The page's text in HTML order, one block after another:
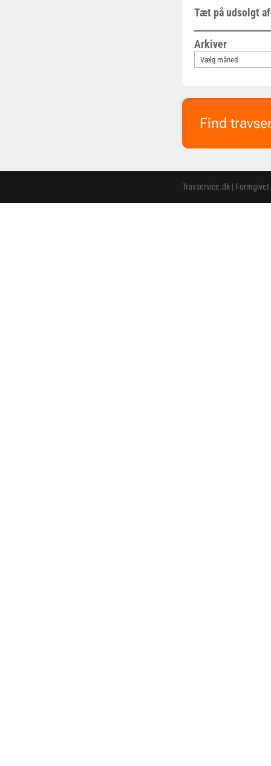
Tæt på udsolgt
Arkiver
Find
Travservice.dk |